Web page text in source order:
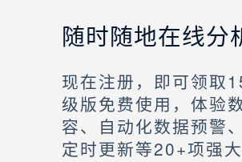
随时随地在线分
现在注册，即可领取
级版免费使用，体验
容、自动化数据预警
定时更新等20+项强